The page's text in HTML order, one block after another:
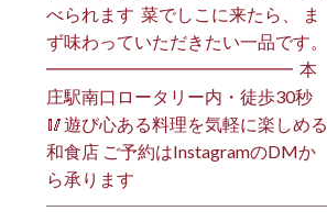
べられます️ ⁡ 菜でしこに来たら、 ま
ず味わっていただきたい一品です。 ⁡
━━━━━━━━━━━━━━ ⁡ 本
庄駅南口ロータリー内・徒歩30秒
🥢遊び心ある料理を気軽に楽しめる
和食店 ご予約はInstagramのDMか
ら承ります ⁡